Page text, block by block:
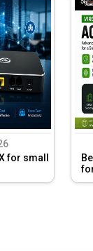
for small